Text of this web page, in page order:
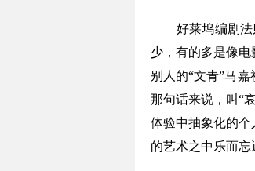
好莱坞编剧法则
少，有的多是像
别人的“文青”马
那句话来说，叫“
体验中抽象化的
的艺术之中乐而忘